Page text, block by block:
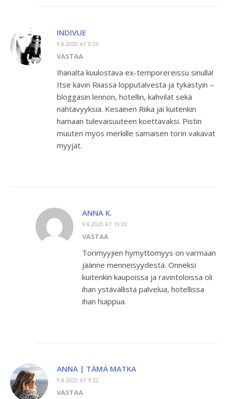
INDIVUE
9.8.2020 AT 0:36
VASTAA
Ihanalta kuulostava ex-temporereissu sinulla!
Itse kävin Riiassa lopputalvesta ja tykästyin –
bloggasin lennon, hotellin, kahvilat sekä
nähtävyyksiä. Kesäinen Riika jäi kuitenkin
hamaan tulevaisuuteen koettavaksi. Pistin
muuten myös merkille samaisen torin vakavat
myyjät.
ANNA K.
9.8.2020 AT 19:20
VASTAA
Torimyyjien hymyttömyys on varmaan
jäänne menneisyydestä. Onneksi
kuitenkin kaupoissa ja ravintoloissa oli
ihan ystävällistä palvelua, hotellissa
ihan huippua.
ANNA | TÄMÄ MATKA
9.8.2020 AT 9:22
VASTAA